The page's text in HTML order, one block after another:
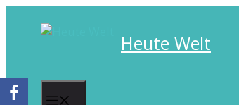
Heute Welt